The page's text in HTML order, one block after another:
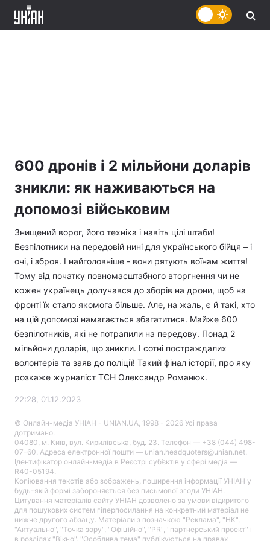
600 дронів і 2 мільйони доларів
зникли: як наживаються на
допомозі військовим
Знищений ворог, його техніка і навіть цілі штаби!
Безпілотники на передовій нині для українського бійця – і
очі, і зброя. І найголовніше - вони рятують воїнам життя!
Тому від початку повномасштабного вторгнення чи не
кожен українець долучався до зборів на дрони, щоб на
фронті їх стало якомога більше. Але, на жаль, є й такі, хто
на цій допомозі намагається збагатитися. Майже 600
безпілотників, які не потрапили на передову. Понад 2
мільйони доларів, що зникли. І сотні постраждалих
волонтерів та заяв до поліції! Такий фінал історії, про яку
розкаже журналіст ТСН Олександр Романюк.
22:28, 01.12.2023
© Онлайн-медіа УНІАН - UNIAN.UA, 1998 - 2026 Усі права
дотримано.
04080, м. Київ, вул. Кирилівська, буд. 23. Телефон — +38 (044) 498-
07-60. Адреса електронної пошти — unian.headquoters@unian.net.
Ідентифікатор онлайн-медіа в Реєстрі суб’єктів у сфері медіа —
R40-05194.
Копіювання текстів або зображень, поширення інформації УНІАН у
будь-якій формі забороняється без письмової згоди УНІАН.
Цитування матеріалів сайту УНІАН дозволено за умови відкритого
для пошукових систем гіперпосилання на конкретний матеріал не
нижче другого абзацу. Матеріали з позначкою "Реклама", "НК",
"Актуально", "Точка зору", "Офіційно", "PR", "партнерський проект" і
в розділах "Вікно", "Особлива тема" публікуються на правах